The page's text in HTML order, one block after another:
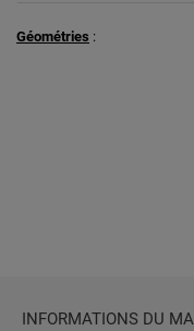
Géométries :
INFORMATIONS DU